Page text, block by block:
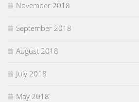
November 2018
September 2018
August 2018
July 2018
May 2018